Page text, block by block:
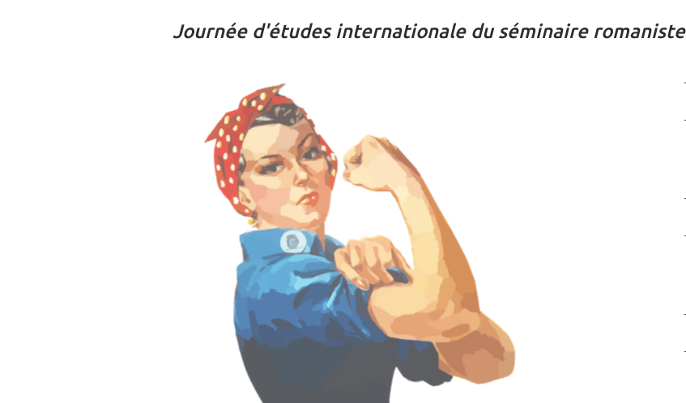
Journée d'études internationale du séminaire romaniste